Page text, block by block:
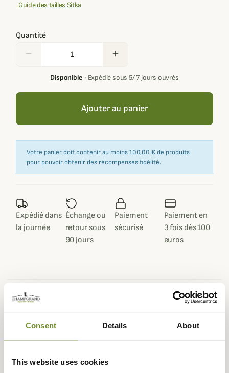
Consent Details About
This website uses cookies
Guide des tailles Sitka
Quantité
remove add
Disponible· Expédié sous 5/ 7 jours ouvrés
Ajouter au panier
Votre panier doit contenir au moins 100,00 € de produits
pour pouvoir obtenir des récompenses fidélité.
Expédié dans
la journée
Échange ou
retour sous
90 jours
Paiement
sécurisé
Paiement en
3 fois dès 100
euros
Description
Sitka vous propose ce T-Shirt Technique Core Lighweight
Crew à manche courte.